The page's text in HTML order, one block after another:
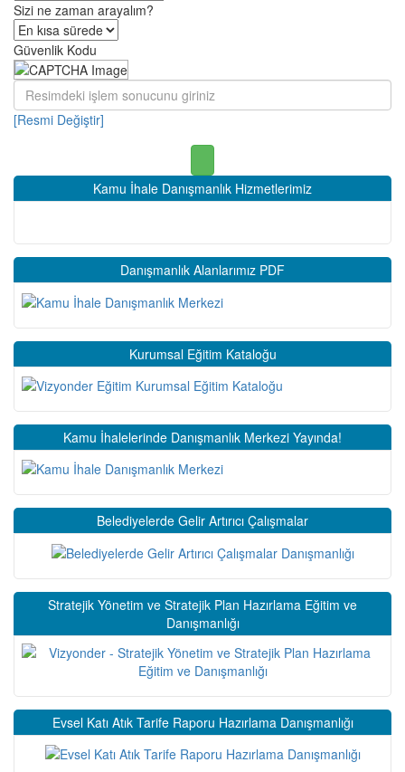
Sizi ne zaman arayalım?
Güvenlik Kodu
[Resmi Değiştir]
Kamu İhale Danışmanlık Hizmetlerimiz
Danışmanlık Alanlarımız PDF
Kurumsal Eğitim Kataloğu
Kamu İhalelerinde Danışmanlık Merkezi Yayında!
Belediyelerde Gelir Artırıcı Çalışmalar
Stratejik Yönetim ve Stratejik Plan Hazırlama Eğitim ve
Danışmanlığı
Evsel Katı Atık Tarife Raporu Hazırlama Danışmanlığı